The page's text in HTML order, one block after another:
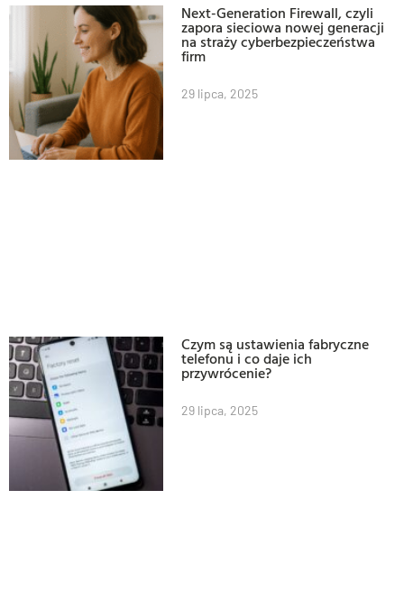
Next-Generation Firewall, czyli
zapora sieciowa nowej generacji
na straży cyberbezpieczeństwa
firm
29 lipca, 2025
Czym są ustawienia fabryczne
telefonu i co daje ich
przywrócenie?
29 lipca, 2025